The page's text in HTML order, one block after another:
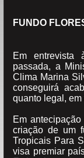
FUNDO
Em
passada, a
Clima Marina
conseguirá
quanto legal,
Em
criação de um
Tropicais Para
visa premiar